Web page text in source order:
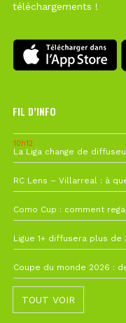
téléchargements !
FIL D’INFO
10h12
TOUT VOIR